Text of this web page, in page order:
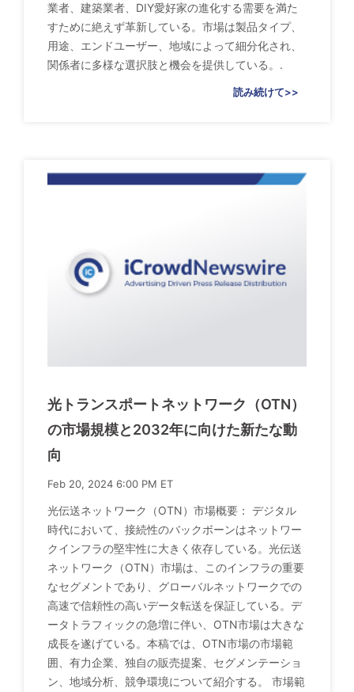
業者、建築業者、DIY愛好家の進化する需要を満た
すために絶えず革新している。市場は製品タイプ、
用途、エンドユーザー、地域によって細分化され、
関係者に多様な選択肢と機会を提供している。.
読み続けて>>
光トランスポートネットワーク（OTN）
の市場規模と2032年に向けた新たな動
向
Feb 20, 2024 6:00 PM ET
光伝送ネットワーク（OTN）市場概要： デジタル
時代において、接続性のバックボーンはネットワー
クインフラの堅牢性に大きく依存している。光伝送
ネットワーク（OTN）市場は、このインフラの重要
なセグメントであり、グローバルネットワークでの
高速で信頼性の高いデータ転送を保証している。デ
ータトラフィックの急増に伴い、OTN市場は大きな
成長を遂げている。本稿では、OTN市場の市場範
囲、有力企業、独自の販売提案、セグメンテーショ
ン、地域分析、競争環境について紹介する。 市場範